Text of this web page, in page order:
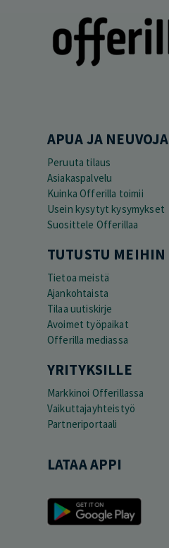
APUA JA NEUVOJA
Peruuta tilaus
Asiakaspalvelu
Kuinka Offerilla toimii
Usein kysytyt kysymykset
Suosittele Offerillaa
TUTUSTU MEIHIN
Tietoa meistä
Ajankohtaista
Tilaa uutiskirje
Avoimet työpaikat
Offerilla mediassa
YRITYKSILLE
Markkinoi Offerillassa
Vaikuttajayhteistyö
Partneriportaali
LATAA APPI